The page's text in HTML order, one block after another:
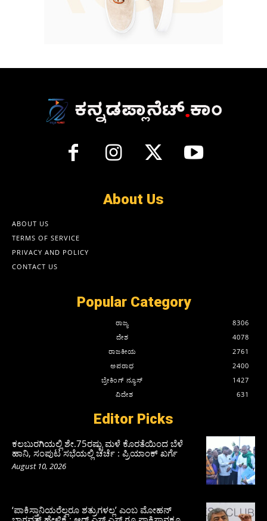
About Us
ABOUT US
TERMS OF SERVICE
PRIVACY AND POLICY
CONTACT US
Popular Category
ರಾಜ್ಯ
8306
ದೇಶ
4078
ರಾಜಕೀಯ
2761
ಅಪರಾಧ
2400
ಬ್ರೇಕಿಂಗ್ ನ್ಯೂಸ್
1427
ವಿದೇಶ
631
Editor Picks
ಕಲಬುರಗಿಯಲ್ಲಿ ಶೇ.75ರಷ್ಟು ಮಳೆ ಕೊರತೆಯಿಂದ ಬೆಳೆ
ಹಾನಿ, ಸಂಪುಟ‌ ಸಭೆಯಲ್ಲಿ ಚರ್ಚೆ : ಪ್ರಿಯಾಂಕ್ ಖರ್ಗೆ
August 10, 2026
‘ಪಾಕಿಸ್ತಾನಿಯರೆಲ್ಲರೂ ಶತ್ರುಗಳಲ್ಲ’ ಎಂಬ ಮೋಹನ್‌